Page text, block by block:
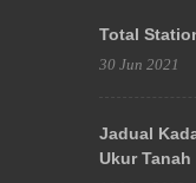
Total
30 Jun 2021
Jadual
Ukur